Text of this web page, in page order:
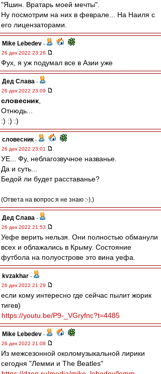
"Яшин. Вратарь моей мечты".
Ну посмотрим на них в феврале... На Наиля с
его лицензаторами.
Mike Lebedev -
26 дек 2022 23:26
Фух, я уж подумал все в Азии уже
Дед Слава -
26 дек 2022 23:09
словесник
Отнюдь...
:) :) :)
словесник -
26 дек 2022 23:01
УЕ... Фу, неблагозвучное названье.
Да и суть...
Бедой ли будет расставанье?
(Ответа на вопрос я не знаю :-).)
Дед Слава -
26 дек 2022 21:53
Уефе верить нельзя. Они полностью обманули
всех и облажались в Крыму. Состояние
футбола на полуострове это вина уефа.
kvzakhar -
26 дек 2022 21:29
если кому интересно где сейчас пылит жорик
тигев)
https://youtu.be/P9-_VGryfnc?t=4485
Mike Lebedev -
26 дек 2022 21:08
Из межсезонной околомузыкальной лирики
сегодня "Лемми и The Beatles"